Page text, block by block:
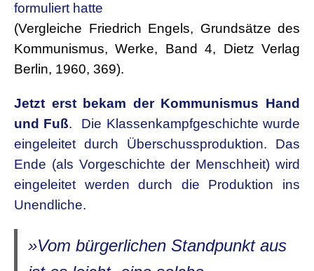
formuliert hatte
(Vergleiche Friedrich Engels, Grundsätze des
Kommunismus, Werke, Band 4, Dietz Verlag
Berlin, 1960, 369).
Jetzt erst bekam der Kommunismus Hand
und Fuß. Die Klassenkampfgeschichte wurde
eingeleitet durch Überschussproduktion. Das
Ende (als Vorgeschichte der Menschheit) wird
eingeleitet werden durch die Produktion ins
Unendliche.
»Vom bürgerlichen Standpunkt aus